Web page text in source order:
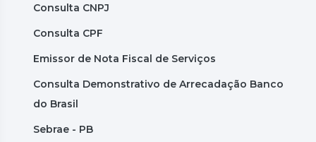
Consulta CNPJ
Consulta CPF
Emissor de Nota Fiscal de Serviços
Consulta Demonstrativo de Arrecadação Banco
do Brasil
Sebrae - PB